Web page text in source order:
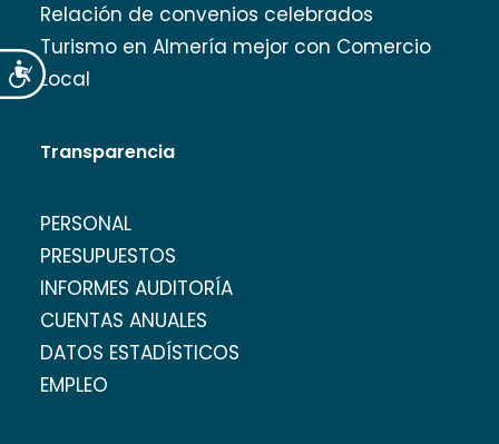
Accesibilidad
Relación de convenios celebrados
Turismo en Almería mejor con Comercio
Local
Transparencia
PERSONAL
PRESUPUESTOS
INFORMES AUDITORÍA
CUENTAS ANUALES
DATOS ESTADÍSTICOS
EMPLEO